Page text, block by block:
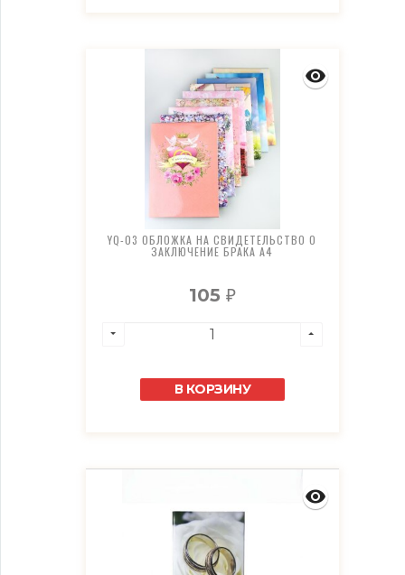
YQ-03 ОБЛОЖКА НА СВИДЕТЕЛЬСТВО О
ЗАКЛЮЧЕНИЕ БРАКА А4
105 ₽
В КОРЗИНУ